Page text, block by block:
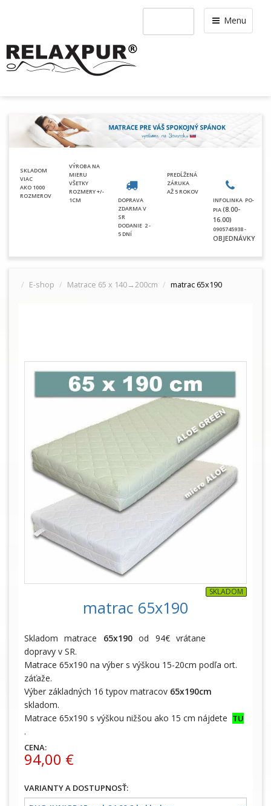
Menu
SKLADOM
VIAC
AKO 1000
ROZMEROV
VÝROBA NA
MIERU
VŠETKY
ROZMERY +/-
1CM
DOPRAVA
ZDARMA V
SR
DODANIE 2 -
5 DNÍ
PREDĹŽENÁ
ZÁRUKA
AŽ 5 ROKOV
INFOLINKA PO-
PIA(8.00-
16.00)
0905745938 -
OBJEDNÁVKY
E-shop Matrace 65 x 140→200cm matrac 65x190
matrac 65x190
SKLADOM
Skladom matrace 65x190od 94€ vrátane
dopravy v SR.
Matrace 65x190 na výber s výškou 15-20cm podľa ort.
záťaže.
Výber základných 16 typov matracov 65x190cm
skladom.
Matrace 65x190 s výškou nižšou ako 15 cm nájdete TU
.
CENA:
94,00 €